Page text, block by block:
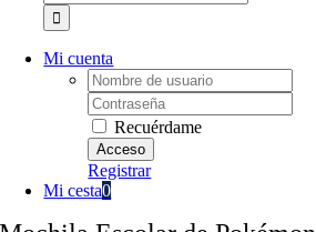
Mi cuenta
Username:
Password:
Recuérdame
Registrar
Mi cesta0